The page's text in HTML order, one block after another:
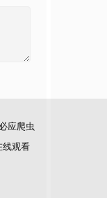
必应爬虫
线观看